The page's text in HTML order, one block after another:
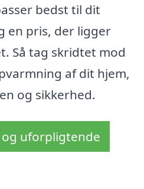
bedst til dit
en pris, der ligger
Så tag skridtet mod
af dit hjem,
og sikkerhed.
uforpligtende